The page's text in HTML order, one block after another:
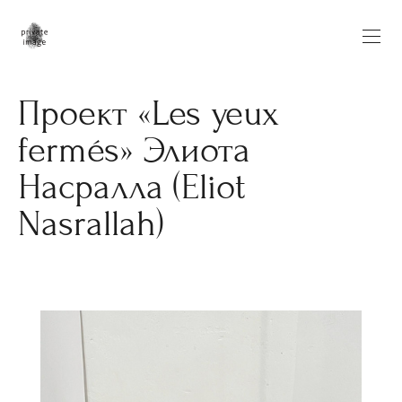
Проект «Les yeux
fermés» Элиота
Насралла (Eliot
Nasrallah)